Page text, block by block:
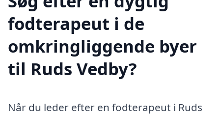
fodterapeut i de
omkringliggende byer
til Ruds Vedby?
Når du leder efter en fodterapeut i Ruds